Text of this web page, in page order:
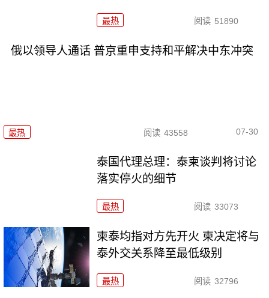
最热 阅读 51890
俄以领导人通话 普京重申支持和平解决中东冲突
最热 阅读 43558 07-30
泰国代理总理：泰柬谈判将讨论
落实停火的细节
最热 阅读 33073
柬泰均指对方先开火 柬决定将与
泰外交关系降至最低级别
最热 阅读 32796